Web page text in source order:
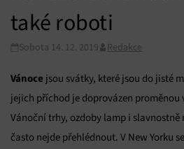
také roboti
Sobota 14. 12. 2019 Redakce
Vánoce jsou svátky, které jsou do jisté
jejich příchod je doprovázen proměnou
Vánoční trhy, ozdoby lamp i
často nejde přehlédnout. V New Yorku